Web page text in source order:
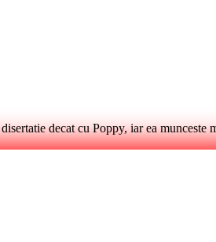
decat cu Poppy, iar ea